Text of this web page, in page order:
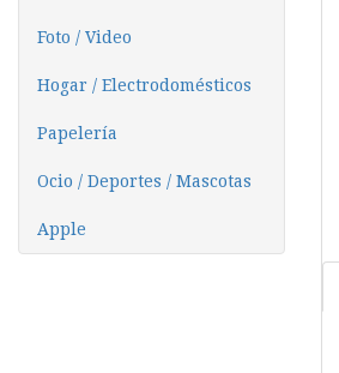
Foto / Video
Hogar / Electrodomésticos
Papelería
Ocio / Deportes / Mascotas
Apple